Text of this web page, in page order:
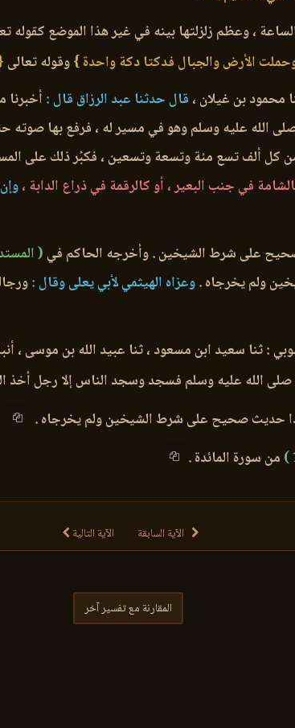
، وعظم زلزلتها بينه في غير هذا الموضع كقوله
الأرض والجبال فدكتا دكة واحدة }وقوله تعالى
محمود بن غيلان ، قال حدثنا عبد الرزاق قال :
الله عليه وسلم وهو في مسير له ، فرفع بها صوته
كل ألف تسع مئة وتسعة وتسعين ، فكبُر ذلك على
في جنب البعير ، أو كالرقمة في ذراع الدابة ،
على شرط الشيخين . وأخرجه الحاكم في
ولم يخرجاه .وعزاه الهيثمي لأبي يعلى وقال :
: ثنا سعيد ابن مسعود ، ثنا عبيد الله بن موسى ،
الله عليه وسلم فسجد وسجد الناس إلا رجل أخذ
حديث صحيح على شرط الشيخين ولم يخرجاه .
من سورة المائدة .
الآية السابقة الآية التالية
المقارنة مع تفسير آخر